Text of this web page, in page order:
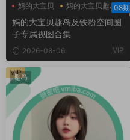
妈的大宝贝
妈的大宝贝趣岛
妈的大宝贝铁粉空间
08期
妈的大宝贝趣岛及铁粉空间圈
子专属视图合集
2026-08-06 VIP
趣岛
VIP